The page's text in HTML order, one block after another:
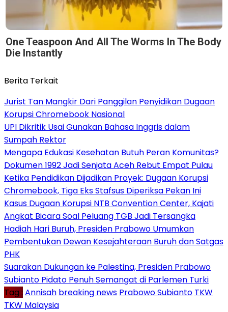
One Teaspoon And All The Worms In The Body
Die Instantly
Berita Terkait
Jurist Tan Mangkir Dari Panggilan Penyidikan Dugaan
Korupsi Chromebook Nasional
UPI Dikritik Usai Gunakan Bahasa Inggris dalam
Sumpah Rektor
Mengapa Edukasi Kesehatan Butuh Peran Komunitas?
Dokumen 1992 Jadi Senjata Aceh Rebut Empat Pulau
Ketika Pendidikan Dijadikan Proyek: Dugaan Korupsi
Chromebook, Tiga Eks Stafsus Diperiksa Pekan Ini
Kasus Dugaan Korupsi NTB Convention Center, Kajati
Angkat Bicara Soal Peluang TGB Jadi Tersangka
Hadiah Hari Buruh, Presiden Prabowo Umumkan
Pembentukan Dewan Kesejahteraan Buruh dan Satgas
PHK
Suarakan Dukungan ke Palestina, Presiden Prabowo
Subianto Pidato Penuh Semangat di Parlemen Turki
Tag : Annisah breaking news Prabowo Subianto TKW
TKW Malaysia